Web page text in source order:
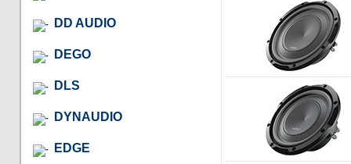
DD AUDIO
DEGO
DLS
DYNAUDIO
EDGE